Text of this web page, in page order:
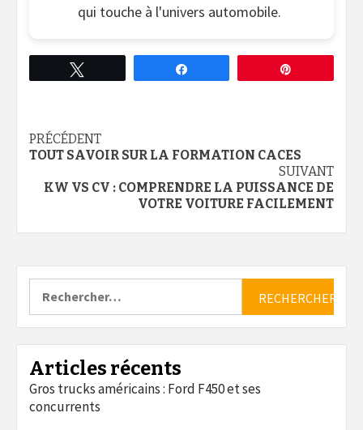
qui touche à l'univers automobile.
Continue
Reading
PRÉCÉDENT
TOUT SAVOIR SUR LA FORMATION CACES
SUIVANT
KW VS CV : COMPRENDRE LA PUISSANCE DE
VOTRE VOITURE FACILEMENT
Articles récents
Gros trucks américains : Ford F450 et ses
concurrents